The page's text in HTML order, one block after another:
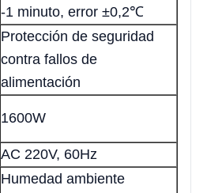
-1 minuto, error ±0,2℃
Protección de seguridad
contra fallos de
alimentación
1600W
AC 220V, 60Hz
Humedad ambiente